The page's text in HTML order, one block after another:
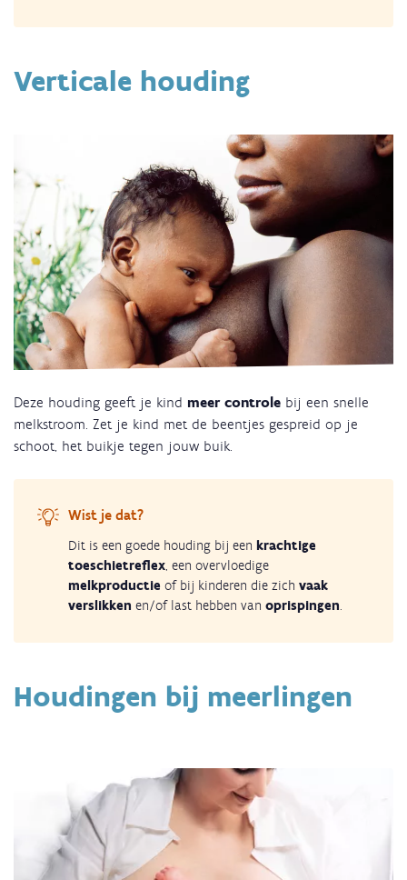
Verticale houding
Deze houding geeft je kind meer controle bij een snelle
melkstroom. Zet je kind met de beentjes gespreid op je
schoot, het buikje tegen jouw buik.
Wist je dat?
Dit is een goede houding bij een krachtige
toeschietreflex, een overvloedige
melkproductie of bij kinderen die zich vaak
verslikken en/of last hebben van oprispingen.
Houdingen bij meerlingen